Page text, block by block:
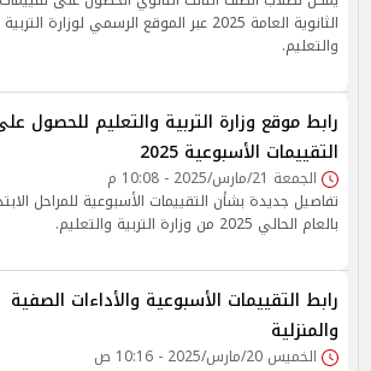
الثانوية العامة 2025 عبر الموقع الرسمي لوزارة التربية
والتعليم.
رابط موقع وزارة التربية والتعليم للحصول
التقييمات الأسبوعية 2025
الجمعة 21/مارس/2025 - 10:08 م
تفاصيل جديدة بشأن التقييمات الأسبوعية للمراحل
بالعام الحالي 2025 من وزارة التربية والتعليم.
رابط التقييمات الأسبوعية والأداءات الصفية
والمنزلية
الخميس 20/مارس/2025 - 10:16 ص